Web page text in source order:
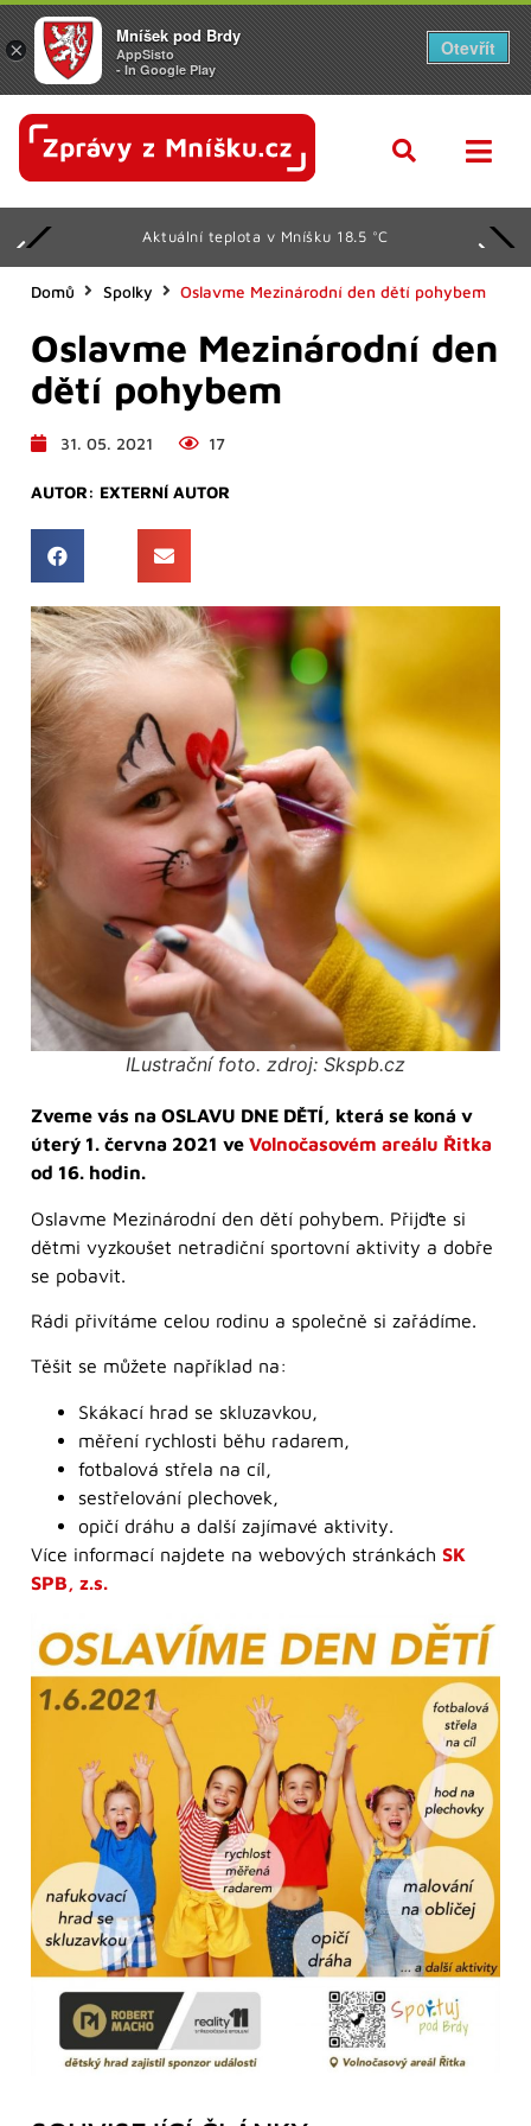
Aktuální teplota v Mníšku 18.5 °C
Domů Spolky Oslavme Mezinárodní den dětí pohybem
Oslavme Mezinárodní den
dětí pohybem
31. 05. 2021 17
AUTOR: EXTERNÍ AUTOR
ILustrační foto. zdroj: Skspb.cz
Zveme vás na OSLAVU DNE DĚTÍ, která se koná v
úterý 1. června 2021 ve Volnočasovém areálu Řitka
od 16. hodin.
Oslavme Mezinárodní den dětí pohybem. Přijďte si
dětmi vyzkoušet netradiční sportovní aktivity a dobře
se pobavit.
Rádi přivítáme celou rodinu a společně si zařádíme.
Těšit se můžete například na:
Skákací hrad se skluzavkou,
měření rychlosti běhu radarem,
fotbalová střela na cíl,
sestřelování plechovek,
opičí dráhu a další zajímavé aktivity.
Více informací najdete na webových stránkách SK
SPB, z.s.
×
Mníšek pod Brdy
AppSisto
- In Google Play
Otevřít